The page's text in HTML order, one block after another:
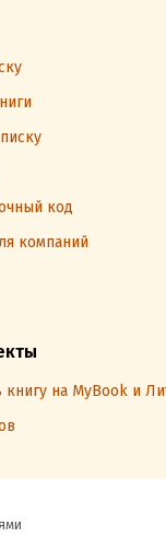
код
компаний
книгу на MyBook и